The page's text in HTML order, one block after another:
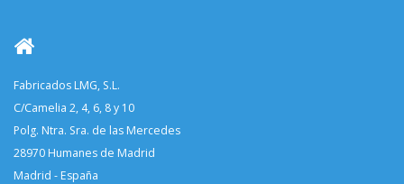
Fabricados LMG, S.L.
C/Camelia 2, 4, 6, 8 y 10
Polg. Ntra. Sra. de las Mercedes
28970 Humanes de Madrid
Madrid - España